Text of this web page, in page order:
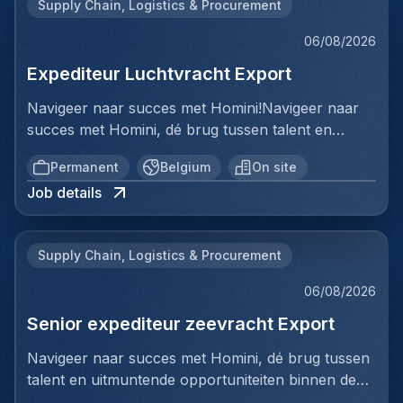
Supply Chain, Logistics & Procurement
06/08/2026
Expediteur Luchtvracht Export
Navigeer naar succes met Homini!Navigeer naar
succes met Homini, dé brug tussen talent en
uitmuntende opportuniteiten binnen de
arbeidsmarkt. Als voorloper in wervingsdiensten,
matchen we toptalent met topbedrijven in diverse
sectoren. Met onze expertise en toewijding streven
plaatsingen. Bij Homini staat elk individu centraal;
ons team Logistiek & Distributie zoeken we een
Expediteur Luchtvracht Export voor een
een geboren organisator met een passie voor
internationale logistiek? Werk je graag in een
Permanent Belgium On site
Job details
Supply Chain, Logistics & Procurement
06/08/2026
Senior expediteur zeevracht Export
Navigeer naar succes met Homini, dé brug tussen
talent en uitmuntende opportuniteiten binnen de